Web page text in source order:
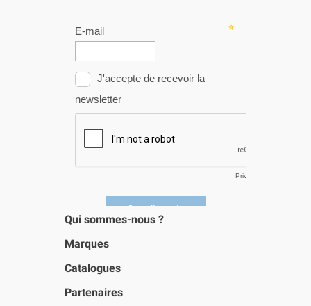
Qui sommes-nous ?
Marques
Catalogues
Partenaires